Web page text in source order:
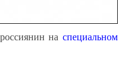
на специальном